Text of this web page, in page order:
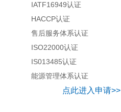
IATF16949认证
HACCP认证
售后服务体系认证
ISO22000认证
IS013485认证
能源管理体系认证
点此进入申请>>